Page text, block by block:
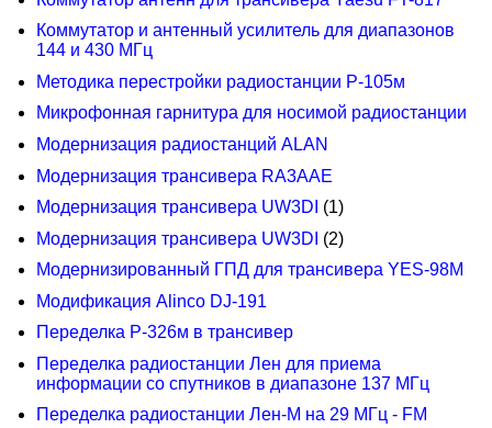
Коммутатор и антенный усилитель для диапазонов
144 и 430 МГц
Методика перестройки радиостанции Р-105м
Микрофонная гарнитура для носимой радиостанции
Модернизация радиостанций ALAN
Модернизация трансивера RA3AAE
Модернизация трансивера UW3DI (1)
Модернизация трансивера UW3DI (2)
Модернизированный ГПД для трансивера YES-98M
Модификация Alinco DJ-191
Переделка Р-326м в трансивер
Переделка радиостанции Лен для приема
информации со спутников в диапазоне 137 МГц
Переделка радиостанции Лен-М на 29 МГц - FM